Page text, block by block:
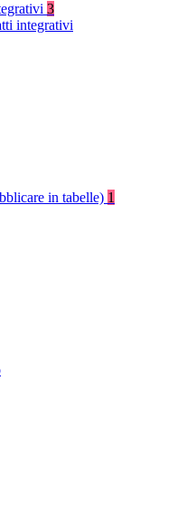
3
integrativi
in tabelle) 1